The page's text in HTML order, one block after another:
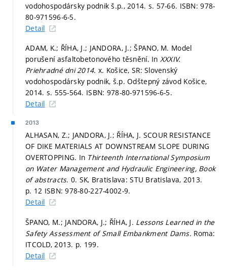
vodohospodársky podnik š.p., 2014. s. 57-66. ISBN: 978-
80-971596-6-5.
Detail
ADAM, K.; ŘÍHA, J.; JANDORA, J.; ŠPANO, M. Model
porušení asfaltobetonového těsnění. In XXXIV.
Priehradné dni 2014. x. Košice, SR: Slovenský
vodohospodársky podnik, š.p. Odštepný závod Košice,
2014. s. 555-564. ISBN: 978-80-971596-6-5.
Detail
2013
ALHASAN, Z.; JANDORA, J.; ŘÍHA, J. SCOUR RESISTANCE
OF DIKE MATERIALS AT DOWNSTREAM SLOPE DURING
OVERTOPPING. In Thirteenth International Symposium
on Water Management and Hydraulic Engineering, Book
of abstracts. 0. SK, Bratislava: STU Bratislava, 2013.
p. 12 ISBN: 978-80-227-4002-9.
Detail
ŠPANO, M.; JANDORA, J.; ŘÍHA, J. Lessons Learned in the
Safety Assessment of Small Embankment Dams. Roma:
ITCOLD, 2013. p. 199.
Detail